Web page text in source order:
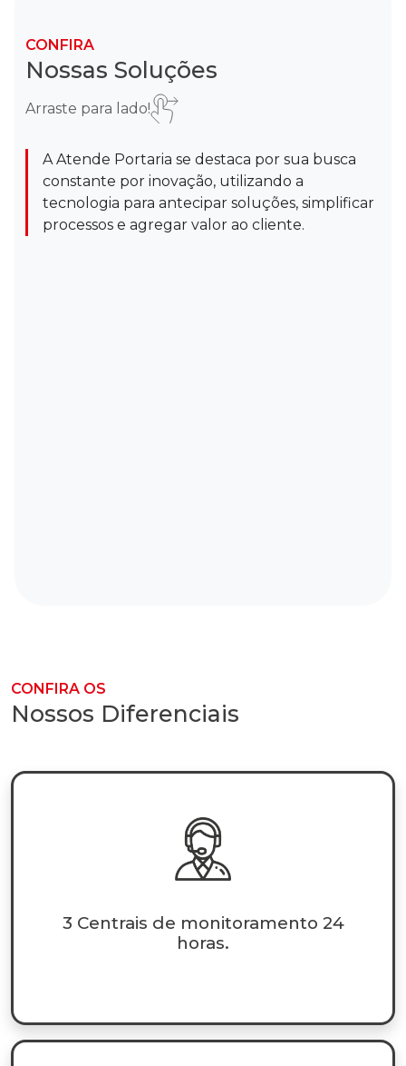
CONFIRA
Nossas Soluções
Arraste para lado!
A Atende Portaria se destaca por sua busca
constante por inovação, utilizando a
tecnologia para antecipar soluções, simplificar
processos e agregar valor ao cliente.
CONFIRA OS
Nossos Diferenciais
3 Centrais de monitoramento 24
horas.